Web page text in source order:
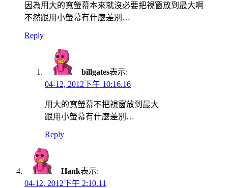
因為用大的寬螢幕本來就沒必要把視窗放到最大啊
不然跟用小螢幕有什麼差別…
Reply
billgates表示:
04-12, 2012下午 10:16.16
用大的寬螢幕不把視窗放到最大
跟用小螢幕有什麼差別…
Reply
Hank表示:
04-12, 2012下午 2:10.11